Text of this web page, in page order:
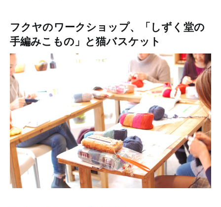
フクヤのワークショップ、「しずく堂の
手編みこもの」と猫バスケット